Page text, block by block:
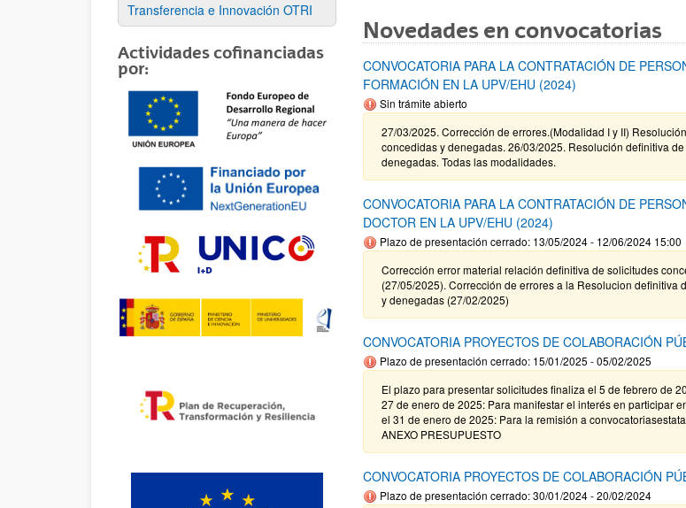
Transferencia e Innovación OTRI
Actividades cofinanciadas
por:
Novedades en convocatorias
CONVOCATORIA PARA LA CONTRATACIÓN DE
FORMACIÓN EN LA UPV/EHU (2024)
Sin trámite abierto
27/03/2025. Corrección de errores.(Modalidad I y II)
concedidas y denegadas. 26/03/2025. Resolución definitiva
denegadas. Todas las modalidades.
CONVOCATORIA PARA LA CONTRATACIÓN DE
DOCTOR EN LA UPV/EHU (2024)
Plazo de presentación cerrado: 13/05/2024 - 12/06/2024 15:00
Corrección error material relación definitiva de solicitudes
(27/05/2025). Corrección de errores a la Resolucion definitiva
y denegadas (27/02/2025)
CONVOCATORIA PROYECTOS DE COLABORACIÓN
Plazo de presentación cerrado: 15/01/2025 - 05/02/2025
El plazo para presentar solicitudes finaliza el 5 de febrero de
27 de enero de 2025: Para manifestar el interés en participar
el 31 de enero de 2025: Para la remisión a
ANEXO PRESUPUESTO
CONVOCATORIA PROYECTOS DE COLABORACIÓN
Plazo de presentación cerrado: 30/01/2024 - 20/02/2024